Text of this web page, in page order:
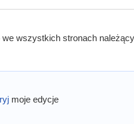
wszystkich stronach
moje edycje